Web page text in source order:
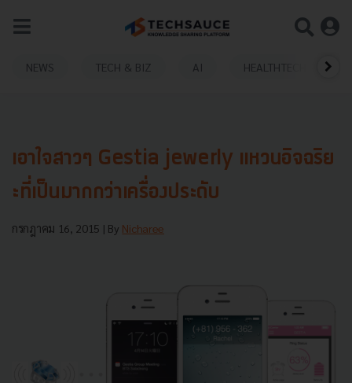
NEWS TECH & BIZ AI HEALTHTECH
เอาใจสาวๆ Gestia jewerly แหวนอิจฉริย
ะที่เป็นมากกว่าเครื่องประดับ
กรกฎาคม 16, 2015 | By Nicharee